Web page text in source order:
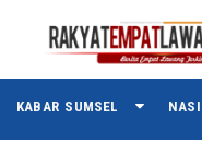
KABAR SUMSEL